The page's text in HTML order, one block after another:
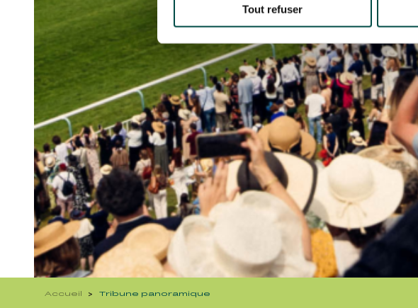
Tout refuser
Accueil Tribune panoramique